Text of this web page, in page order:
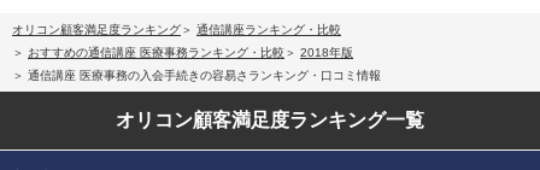
オリコン顧客満足度ランキング
通信講座ランキング・比較
おすすめの通信講座 医療事務ランキング・比較
2018年版
通信講座 医療事務の入会手続きの容易さランキング・口コミ情報
オリコン顧客満足度ランキング一覧